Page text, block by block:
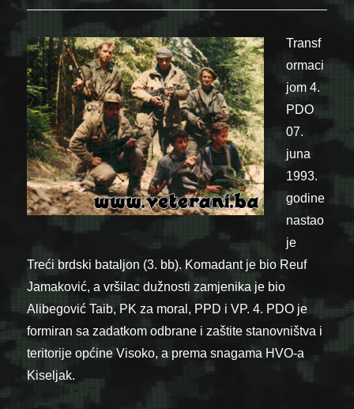
Transf
ormaci
jom 4.
PDO
07.
juna
1993.
godine
nastao
je
Treći brdski bataljon (3. bb). Komadant je bio Reuf
Jamaković, a vršilac dužnosti zamjenika je bio
Alibegović Taib, PK za moral, PPD i VP. 4. PDO je
formiran sa zadatkom odbrane i zaštite stanovništva i
teritorije općine Visoko, a prema snagama HVO-a
Kiseljak.